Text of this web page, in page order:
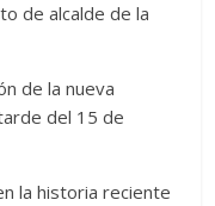
de alcalde de la
de la nueva
del 15 de
la historia reciente